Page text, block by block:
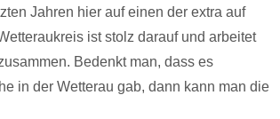
Jahren hier auf einen der extra auf
ist stolz darauf und arbeitet
Bedenkt man, dass es
in der Wetterau gab, dann kann man die